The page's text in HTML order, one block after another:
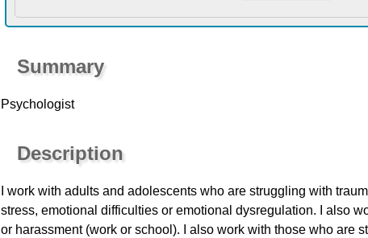
Summary
Psychologist
Description
I work with adults and adolescents who are struggling with
stress, emotional difficulties or emotional dysregulation. I also
or harassment (work or school). I also work with those who are